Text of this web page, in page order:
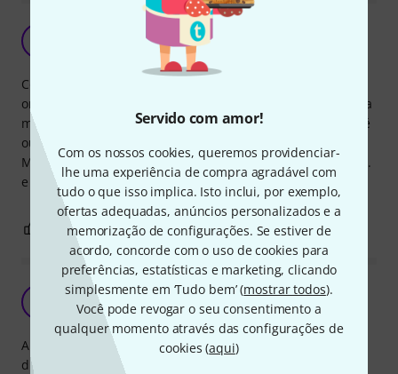
Servido com amor!
Com os nossos cookies, queremos providenciar-
lhe uma experiência de compra agradável com
tudo o que isso implica. Isto inclui, por exemplo,
ofertas adequadas, anúncios personalizados e a
memorização de configurações. Se estiver de
acordo, concorde com o uso de cookies para
preferências, estatísticas e marketing, clicando
simplesmente em ‘Tudo bem’ (mostrar todos).
Você pode revogar o seu consentimento a
qualquer momento através das configurações de
cookies (aqui)
Barato e super eficiente
Rafael Pimentel 12.01.2018
Comprei este stand para abrir espaço na minha secretária
onde produzo e é perfeito , alem de dar um bom ar á nossa
mesa de trabalho , também ajuda-nos a trabalhar ou de pé
ou sentados.
Material bom , fácil de montar (4/5 min.) e bastante estável.
e preço bastante acessível !
0 REPORTAR A CRÍTICA
Qualidade e preço.
Magus 25.04.2018
A utilização tem como objectivo acomodar pequenos e
diversos aparelhos consoante a necessidade. (Não tenho